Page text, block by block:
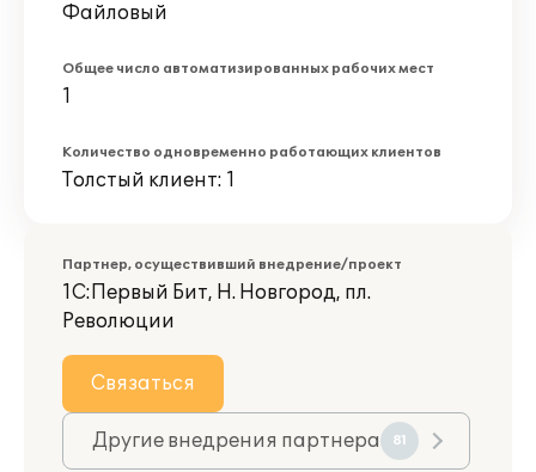
Файловый
Общее число автоматизированных рабочих мест
1
Количество одновременно работающих клиентов
Толстый клиент: 1
Партнер, осуществивший внедрение/проект
1С:Первый Бит, Н. Новгород, пл.
Революции
Связаться
Другие внедрения партнера 81